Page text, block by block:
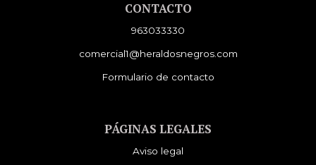
CONTACTO
963033330
comercial1@heraldosnegros.com
Formulario de contacto
PÁGINAS LEGALES
Aviso legal